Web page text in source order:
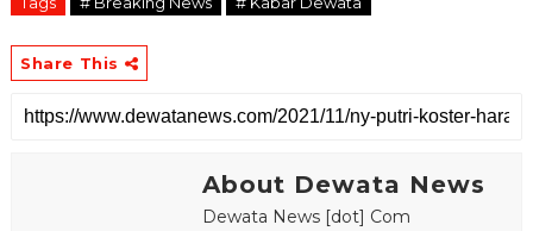
Share This
About Dewata News
Dewata News [dot] Com